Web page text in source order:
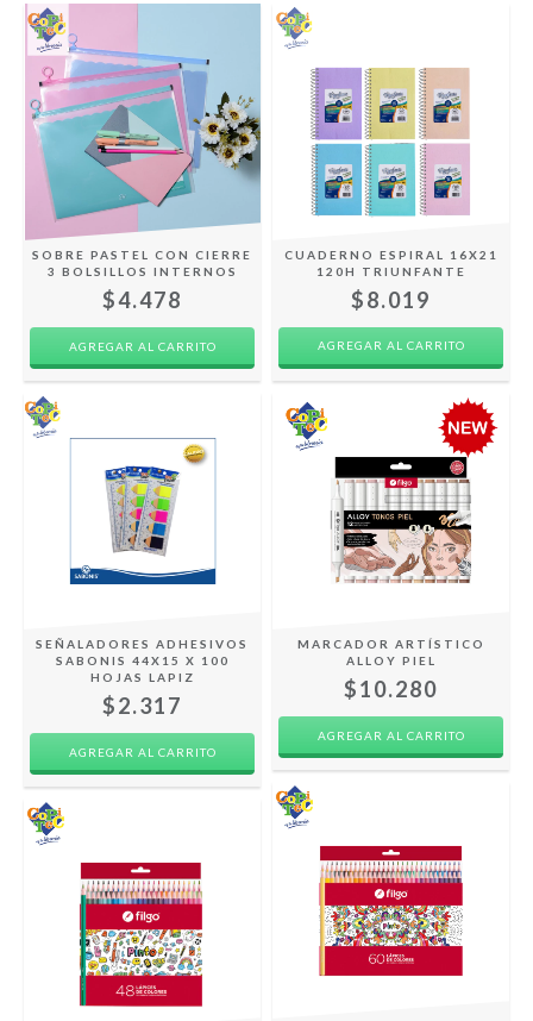
SOBRE PASTEL CON CIERRE
3 BOLSILLOS INTERNOS
$4.478
CUADERNO ESPIRAL 16X21
120H TRIUNFANTE
$8.019
AGREGAR AL CARRITO
SEÑALADORES ADHESIVOS
SABONIS 44X15 X 100
HOJAS LAPIZ
$2.317
MARCADOR ARTÍSTICO
ALLOY PIEL
$10.280